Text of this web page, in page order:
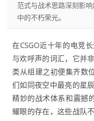
范式与战术思路深刻影
中的不朽荣光。
在CSGO近十年的电竞
与欢呼声的词汇，它并
类从组建之初便集齐数
们如同夜空中最亮的星
精妙的战术体系和震撼
耀眼的存在，这些战队